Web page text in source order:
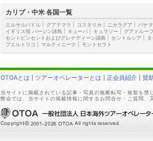
カリブ・中米 各国一覧
エルサルバドル グアテマラ コスタリカ ニカラグア パナマ
イギリス領 バージン諸島
キューバ キュラソー グアドルー
セントビンセントおよびグレナディーン諸島
セントルシア
プエルトリコ
マルティニーク モントセラト
OTOAとは ツアーオペレーターとは 正会員紹介 賛
当サイトに掲載されている記事・写真の無断転写・複製を
弊会では、当サイトの掲載情報に関するお問合せ・ご質問、